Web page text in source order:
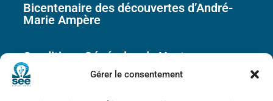
Gérer le consentement
Bicentenaire des découvertes d’André-
Marie Ampère
Conditions Générales de Vente